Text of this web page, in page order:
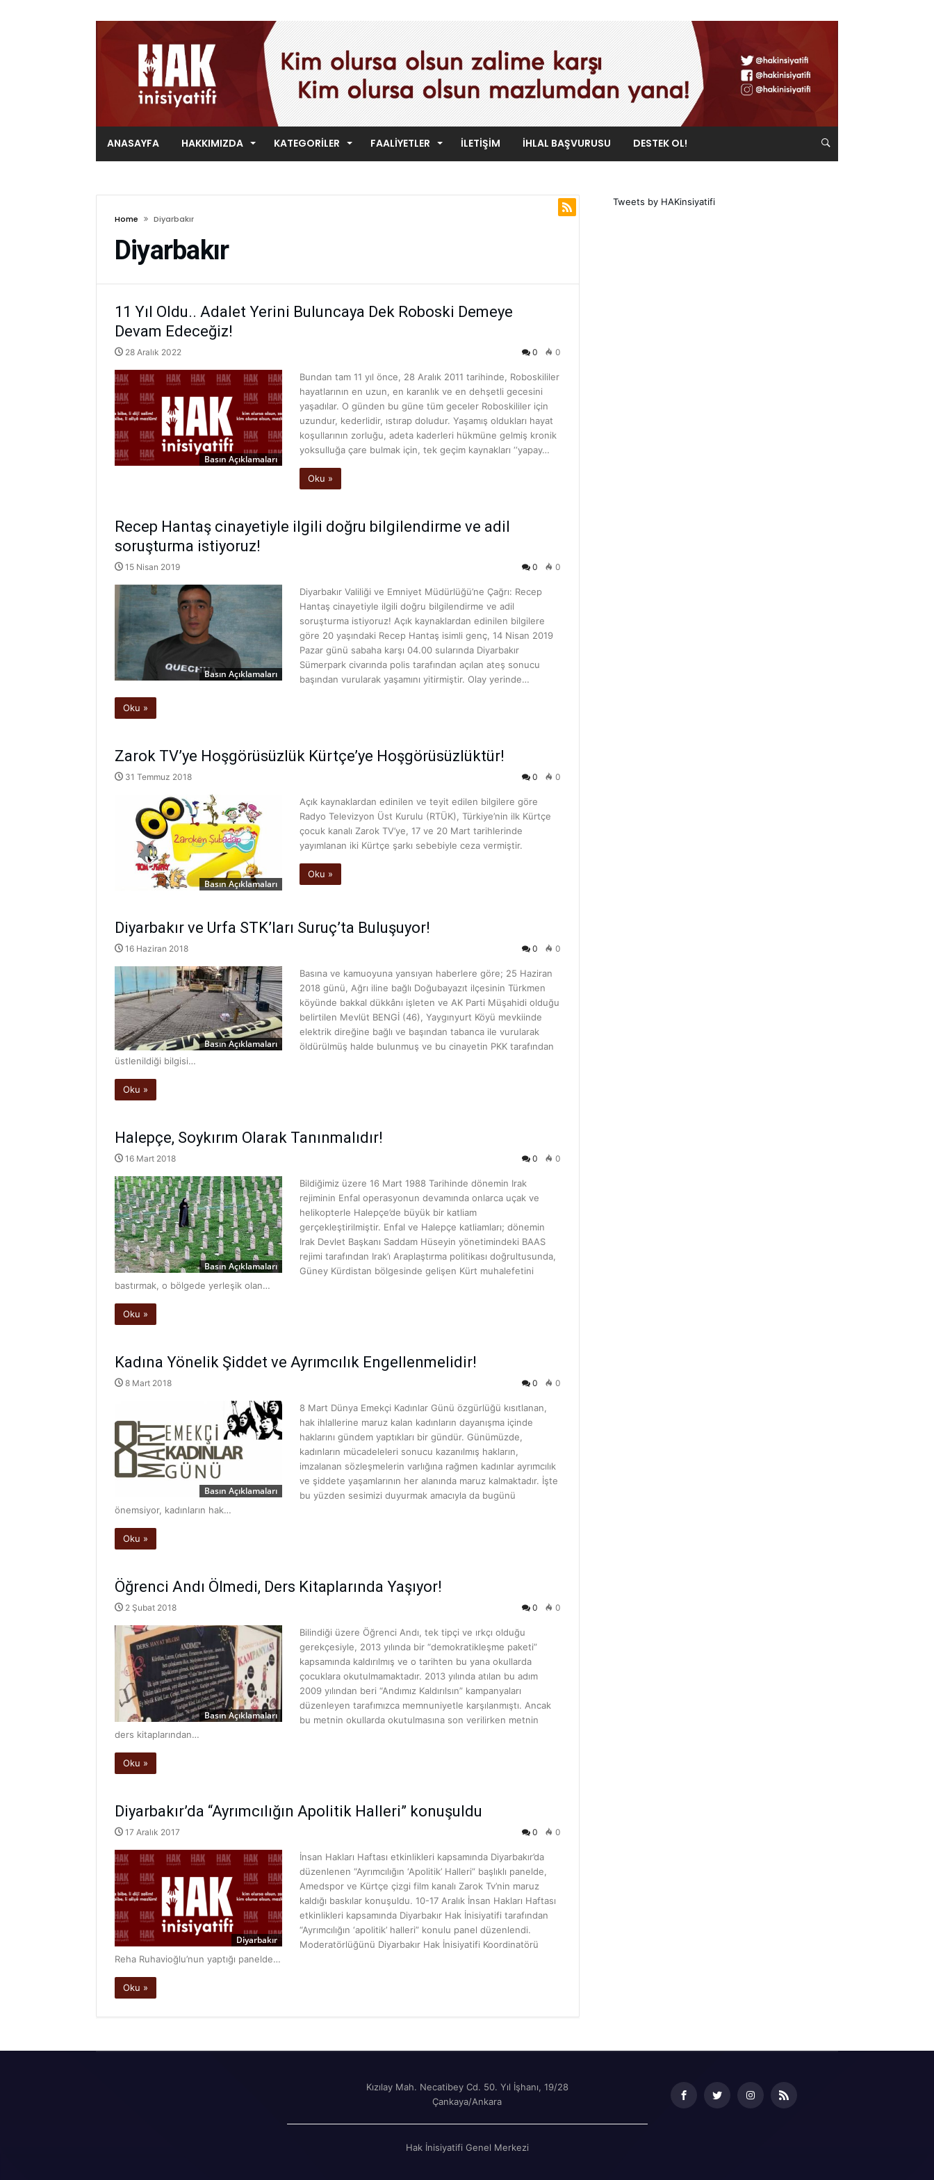
ANASAYFA HAKKIMIZDA KATEGORILER FAALIYETLER İLETIŞIM İHLAL BAŞVURUSU DESTEK OL!
Home Diyarbakır
Diyarbakır
11 Yıl Oldu.. Adalet Yerini Buluncaya Dek Roboski Demeye
Devam Edeceğiz!
28 Aralık 2022 0 0
Basın Açıklamaları
Bundan tam 11 yıl önce, 28 Aralık 2011 tarihinde, Roboskililer
hayatlarının en uzun, en karanlık ve en dehşetli gecesini
yaşadılar. O günden bu güne tüm geceler Roboskililer için
uzundur, kederlidir, ıstırap doludur. Yaşamış oldukları hayat
koşullarının zorluğu, adeta kaderleri hükmüne gelmiş kronik
yoksulluğa çare bulmak için, tek geçim kaynakları ‘‘yapay…
Oku »
Recep Hantaş cinayetiyle ilgili doğru bilgilendirme ve adil
soruşturma istiyoruz!
15 Nisan 2019 0 0
Basın Açıklamaları
Diyarbakır Valiliği ve Emniyet Müdürlüğü’ne Çağrı: Recep
Hantaş cinayetiyle ilgili doğru bilgilendirme ve adil
soruşturma istiyoruz! Açık kaynaklardan edinilen bilgilere
göre 20 yaşındaki Recep Hantaş isimli genç, 14 Nisan 2019
Pazar günü sabaha karşı 04.00 sularında Diyarbakır
Sümerpark civarında polis tarafından açılan ateş sonucu
başından vurularak yaşamını yitirmiştir. Olay yerinde…
Oku »
Zarok TV’ye Hoşgörüsüzlük Kürtçe’ye Hoşgörüsüzlüktür!
31 Temmuz 2018 0 0
Basın Açıklamaları
Açık kaynaklardan edinilen ve teyit edilen bilgilere göre
Radyo Televizyon Üst Kurulu (RTÜK), Türkiye’nin ilk Kürtçe
çocuk kanalı Zarok TV’ye, 17 ve 20 Mart tarihlerinde
yayımlanan iki Kürtçe şarkı sebebiyle ceza vermiştir.
Oku »
Diyarbakır ve Urfa STK’ları Suruç’ta Buluşuyor!
16 Haziran 2018 0 0
Basın Açıklamaları
Basına ve kamuoyuna yansıyan haberlere göre; 25 Haziran
2018 günü, Ağrı iline bağlı Doğubayazıt ilçesinin Türkmen
köyünde bakkal dükkânı işleten ve AK Parti Müşahidi olduğu
belirtilen Mevlüt BENGİ (46), Yaygınyurt Köyü mevkiinde
elektrik direğine bağlı ve başından tabanca ile vurularak
öldürülmüş halde bulunmuş ve bu cinayetin PKK tarafından
üstlenildiği bilgisi…
Oku »
Halepçe, Soykırım Olarak Tanınmalıdır!
16 Mart 2018 0 0
Basın Açıklamaları
Bildiğimiz üzere 16 Mart 1988 Tarihinde dönemin Irak
rejiminin Enfal operasyonun devamında onlarca uçak ve
helikopterle Halepçe’de büyük bir katliam
gerçekleştirilmiştir. Enfal ve Halepçe katliamları; dönemin
Irak Devlet Başkanı Saddam Hüseyin yönetimindeki BAAS
rejimi tarafından Irak’ı Araplaştırma politikası doğrultusunda,
Güney Kürdistan bölgesinde gelişen Kürt muhalefetini
bastırmak, o bölgede yerleşik olan…
Oku »
Kadına Yönelik Şiddet ve Ayrımcılık Engellenmelidir!
8 Mart 2018 0 0
Basın Açıklamaları
8 Mart Dünya Emekçi Kadınlar Günü özgürlüğü kısıtlanan,
hak ihlallerine maruz kalan kadınların dayanışma içinde
haklarını gündem yaptıkları bir gündür. Günümüzde,
kadınların mücadeleleri sonucu kazanılmış hakların,
imzalanan sözleşmelerin varlığına rağmen kadınlar ayrımcılık
ve şiddete yaşamlarının her alanında maruz kalmaktadır. İşte
bu yüzden sesimizi duyurmak amacıyla da bugünü
önemsiyor, kadınların hak…
Oku »
Öğrenci Andı Ölmedi, Ders Kitaplarında Yaşıyor!
2 Şubat 2018 0 0
Basın Açıklamaları
Bilindiği üzere Öğrenci Andı, tek tipçi ve ırkçı olduğu
gerekçesiyle, 2013 yılında bir “demokratikleşme paketi”
kapsamında kaldırılmış ve o tarihten bu yana okullarda
çocuklara okutulmamaktadır. 2013 yılında atılan bu adım
2009 yılından beri “Andımız Kaldırılsın” kampanyaları
düzenleyen tarafımızca memnuniyetle karşılanmıştı. Ancak
bu metnin okullarda okutulmasına son verilirken metnin
ders kitaplarından…
Oku »
Diyarbakır’da “Ayrımcılığın Apolitik Halleri” konuşuldu
17 Aralık 2017 0 0
Diyarbakır
İnsan Hakları Haftası etkinlikleri kapsamında Diyarbakır’da
düzenlenen “Ayrımcılığın ‘Apolitik’ Halleri” başlıklı panelde,
Amedspor ve Kürtçe çizgi film kanalı Zarok Tv’nin maruz
kaldığı baskılar konuşuldu. 10-17 Aralık İnsan Hakları Haftası
etkinlikleri kapsamında Diyarbakır Hak İnisiyatifi tarafından
“Ayrımcılığın ‘apolitik’ halleri” konulu panel düzenlendi.
Moderatörlüğünü Diyarbakır Hak İnisiyatifi Koordinatörü
Reha Ruhavioğlu’nun yaptığı panelde…
Oku »
Tweets by HAKinsiyatifi
Kızılay Mah. Necatibey Cd. 50. Yıl İşhanı, 19/28
Çankaya/Ankara
Hak İnisiyatifi Genel Merkezi